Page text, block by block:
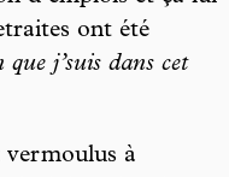
ont été
que j’suis dans cet
vermoulus à